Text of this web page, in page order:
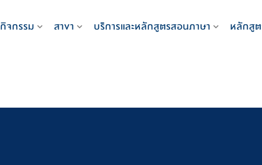
จกรรม สาขา บริการและหลักสูตรสอนภาษา หลักสู